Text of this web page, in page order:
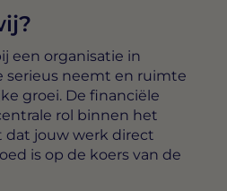
een organisatie in
serieus neemt en ruimte
groei. De financiële
rol binnen het
dat jouw werk direct
is op de koers van de